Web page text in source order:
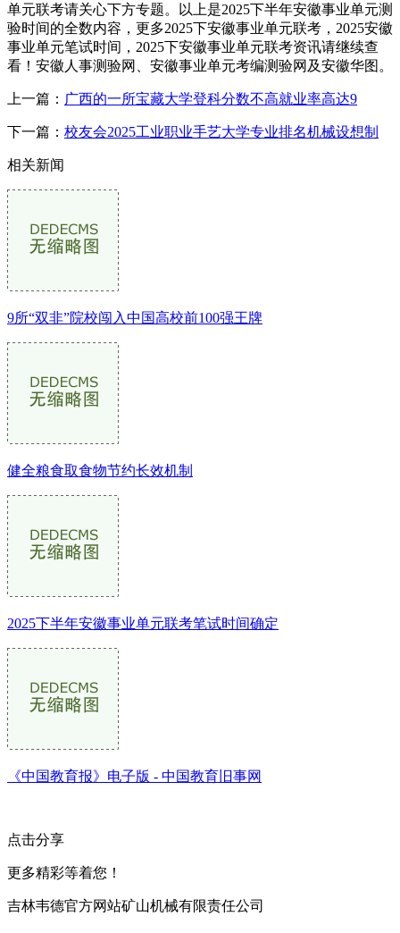
单元联考请关心下方专题。以上是2025下半年安徽事业单元测
验时间的全数内容，更多2025下安徽事业单元联考，2025安徽
事业单元笔试时间，2025下安徽事业单元联考资讯请继续查
看！安徽人事测验网、安徽事业单元考编测验网及安徽华图。
上一篇： 广西的一所宝藏大学登科分数不高就业率高达9
下一篇： 校友会2025工业职业手艺大学专业排名机械设想制
相关新闻
9所“双非”院校闯入中国高校前100强王牌
健全粮食取食物节约长效机制
2025下半年安徽事业单元联考笔试时间确定
《中国教育报》电子版 - 中国教育旧事网
点击分享
更多精彩等着您！
吉林韦德官方网站矿山机械有限责任公司